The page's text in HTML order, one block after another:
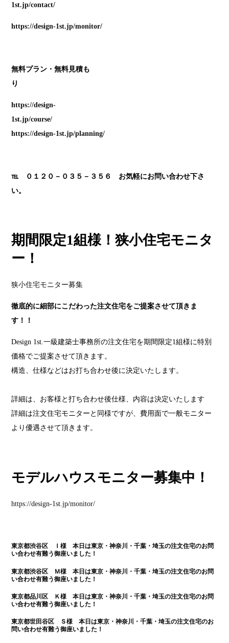
1st.jp/contact/
https://design-1st.jp/monitor/
無料プラン・無料見積も
https://design-
1st.jp/course/
https://design-1st.jp/planning/
℡ ０１２０－０３５－３５６ お気軽にお問い合わせ下さ
い。
期間限定1組様！狭小住宅モニタ
ー！
狭小住宅モニター募集
徹底的に細部にこだわった注文住宅をご提案させて頂きま
す！！
Design 1st.一級建築士事務所の注文住宅を期間限定1組様に特別
価格でご提案させて頂きます。
構造、仕様などはお打ち合わせ後に決定いたします。
詳細は、お客様と打ち合わせ後仕様、内容は決定いたします
詳細は注文住宅モニターと同様ですが、費用面で一般モニター
より優遇させて頂きます。
モデルハウスモニター募集中！
https://design-1st.jp/monitor/
東京都渋谷区 Ｉ様 本日は東京・神奈川・千葉・埼玉の注文住宅のお問
い合わせ有難う御座いました！
東京都渋谷区 Ｍ様 本日は東京・神奈川・千葉・埼玉の注文住宅のお問
い合わせ有難う御座いました！
東京都品川区 Ｋ様 本日は東京・神奈川・千葉・埼玉の注文住宅のお問
い合わせ有難う御座いました！
東京都世田谷区 Ｓ様 本日は東京・神奈川・千葉・埼玉の注文住宅のお
問い合わせ有難う御座いました！